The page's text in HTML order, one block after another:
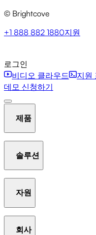
© Brightcove
+1 888 882 1880지원
로그인
비디오 클라우드
지원
데모 신청하기
제품
트리밍
솔루션
Beacon Studio
자원
회사